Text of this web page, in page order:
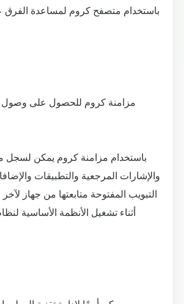
باستخدام متصفح كروم لمساعدة
مزامنة كروم للحصول على
باستخدام مزامنة كروم يمكن لسجل
والإشارات المرجعية والتطبيقات
التبويب المفتوحة متابعتها من جهاز
أثناء تشغيل الأنظمة الأساسية